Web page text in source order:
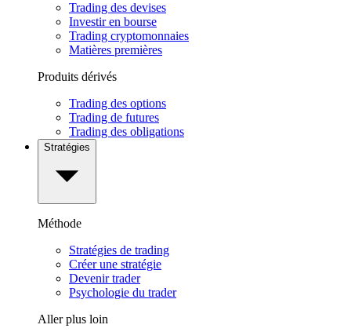
Trading des devises
Investir en bourse
Trading cryptomonnaies
Matières premières
Produits dérivés
Trading des options
Trading de futures
Trading des obligations
Stratégies
Méthode
Stratégies de trading
Créer une stratégie
Devenir trader
Psychologie du trader
Aller plus loin